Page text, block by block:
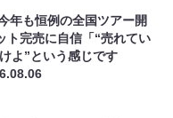
年も恒例の全国ツアー開
ト完売に自信「“売れてい
よ”という感じです